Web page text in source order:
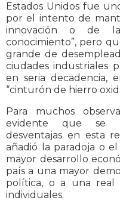
Estados Unidos fue
por el intento de
innovación o de la
conocimiento”, pero
grande de
ciudades industriales
en seria decadencia,
“cinturón de hierro
Para muchos
evidente que se
desventajas en esta
añadió la paradoja o
mayor desarrollo
país a una mayor
política, o a una real
individuales.